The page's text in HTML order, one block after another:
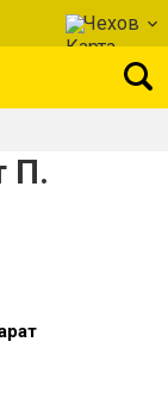
Чехов
П.